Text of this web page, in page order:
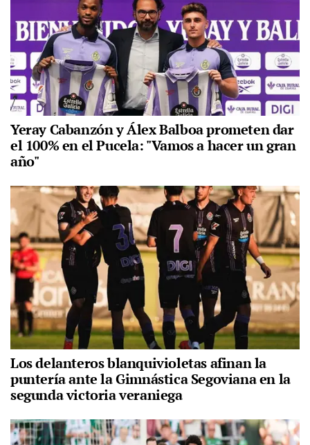
Yeray Cabanzón y Álex Balboa prometen dar
el 100% en el Pucela: "Vamos a hacer un gran
año"
Los delanteros blanquivioletas afinan la
puntería ante la Gimnástica Segoviana en la
segunda victoria veraniega